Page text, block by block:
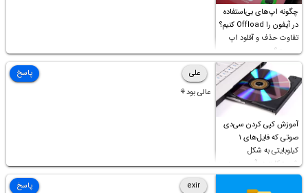
چگونه اپ‌های بی‌استفاده
در آیفون را Offload کنیم؟
تفاوت حذف و آفلود اپ
چیست؟
آموزش کپی کردن سی‌دی
صوتی که فایل‌های ۱
کیلوبایتی به شکل
شورت‌کات در آن موجود
است!
علی
عالی بود⚘
پاسخ
exir
پاسخ